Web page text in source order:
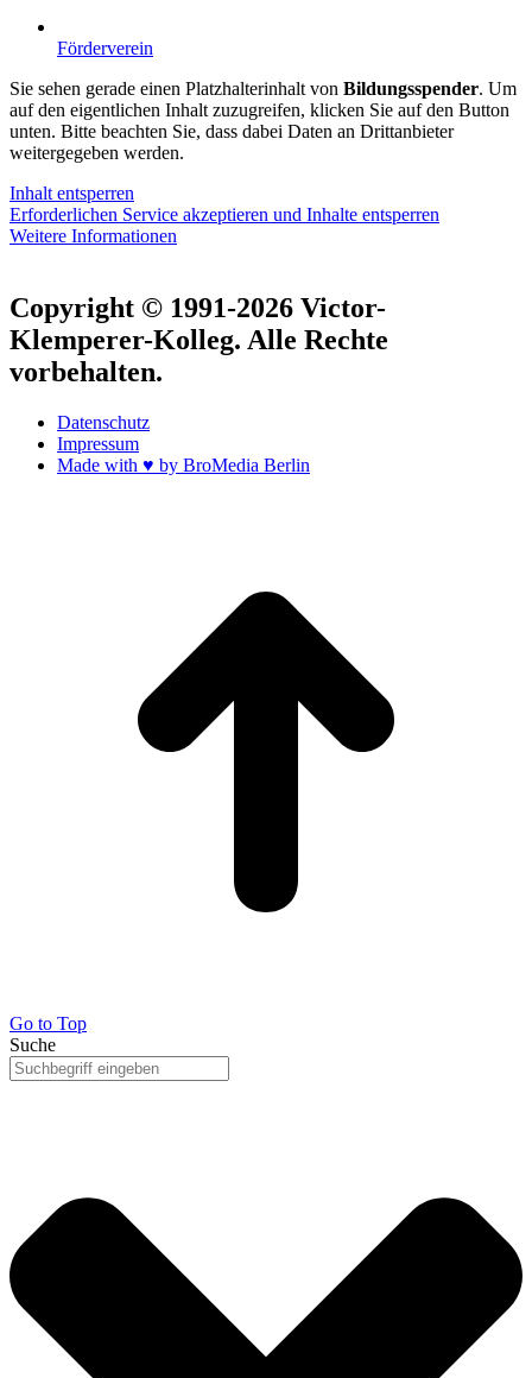
Förderverein
Sie sehen gerade einen Platzhalterinhalt von Bildungsspender. Um
auf den eigentlichen Inhalt zuzugreifen, klicken Sie auf den Button
unten. Bitte beachten Sie, dass dabei Daten an Drittanbieter
weitergegeben werden.
Inhalt entsperren
Erforderlichen Service akzeptieren und Inhalte entsperren
Weitere Informationen
Copyright © 1991-2026 Victor-
Klemperer-Kolleg. Alle Rechte
vorbehalten.
Datenschutz
Impressum
Made with ♥ by BroMedia Berlin
Go to Top
Suche